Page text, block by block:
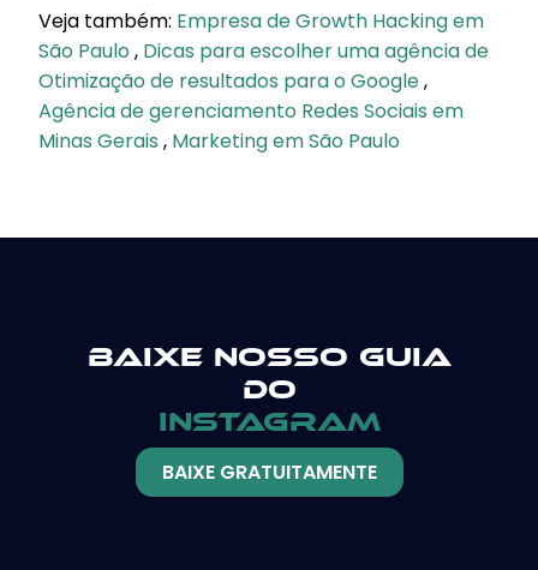
Veja também: Empresa de Growth Hacking em
São Paulo, Dicas para escolher uma agência de
Otimização de resultados para o Google,
Agência de gerenciamento Redes Sociais em
Minas Gerais , Marketing em São Paulo
Baixe nosso guia
do
instagram
BAIXE GRATUITAMENTE